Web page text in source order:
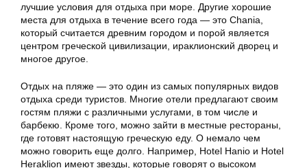
лучшие условия для отдыха при море. Другие хорошие
места для отдыха в течение всего года — это Chania,
который считается древним городом и порой является
центром греческой цивилизации, ираклионский дворец и
многое другое.
Отдых на пляже — это один из самых популярных видов
отдыха среди туристов. Многие отели предлагают своим
гостям пляжи с различными услугами, в том числе и
барбекю. Кроме того, можно зайти в местные рестораны,
где готовят настоящую греческую еду. О немало чем
можно говорить еще долго. Например, Hotel Hanio и Hotel
Heraklion имеют звезды, которые говорят о высоком